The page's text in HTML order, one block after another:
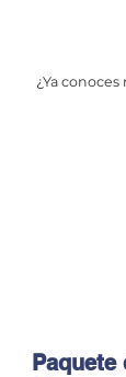
¿Ya
Paquete